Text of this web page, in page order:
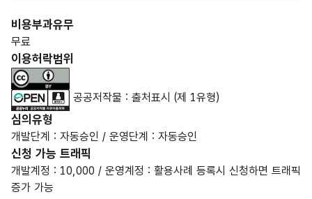
비용부과유무
무료
이용허락범위
공공저작물 : 출처표시 (제 1유형)
심의유형
개발단계 : 자동승인 / 운영단계 : 자동승인
신청 가능 트래픽
개발계정 : 10,000 / 운영계정 : 활용사례 등록시 신청하면 트래픽
증가 가능